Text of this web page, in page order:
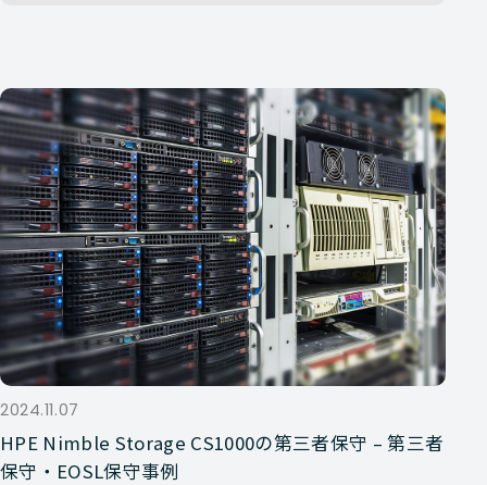
2024.11.07
HPE Nimble Storage CS1000の第三者保守 – 第三者
保守・EOSL保守事例